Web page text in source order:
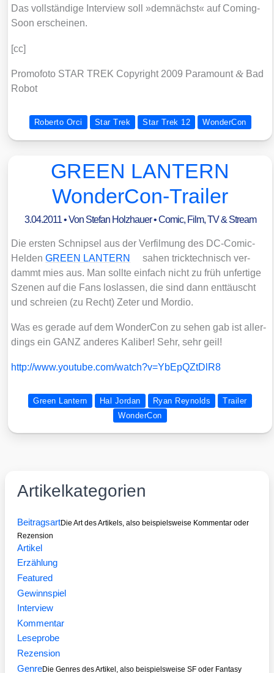
Das voll­stän­di­ge Inter­view soll »dem­nächst« auf Coming­
Soon erschei­nen.
[cc]
Pro­mo­fo­to STAR TREK Copy­right 2009 Para­mount& Bad
Robot
Roberto Orci Star Trek Star Trek 12 WonderCon
GREEN LANTERN
WonderCon-Trailer
3.04.2011• Von Stefan Holzhauer•Comic, Film, TV & Stream
Die ers­ten Schnip­sel aus der Ver­fil­mung des DC-Comic-
Hel­denGREEN LANTERN
sahen trick­tech­nisch ver­
dammt mies aus. Man soll­te ein­fach nicht zu früh unfer­ti­ge
Sze­nen auf die Fans los­las­sen, die sind dann ent­täuscht
und schrei­en (zu Recht) Zeter und Mor­dio.
Was es gera­de auf dem Won­der­Con zu sehen gab ist aller­
dings ein GANZ ande­res Kali­ber! Sehr, sehr geil!
http://​www​.you​tube​.com/​w​a​t​c​h​?​v​=​Y​b​E​p​Q​Z​t​D​lR8
Green Lantern Hal Jordan Ryan Reynolds
Trailer
WonderCon
Artikelkategorien
BeitragsartDie Art des Artikels, also beispielsweise Kommentar oder
Rezension
Artikel
Erzählung
Featured
Gewinnspiel
Interview
Kommentar
Leseprobe
Rezension
GenreDie Genres des Artikel, also beispielsweise SF oder Fantasy